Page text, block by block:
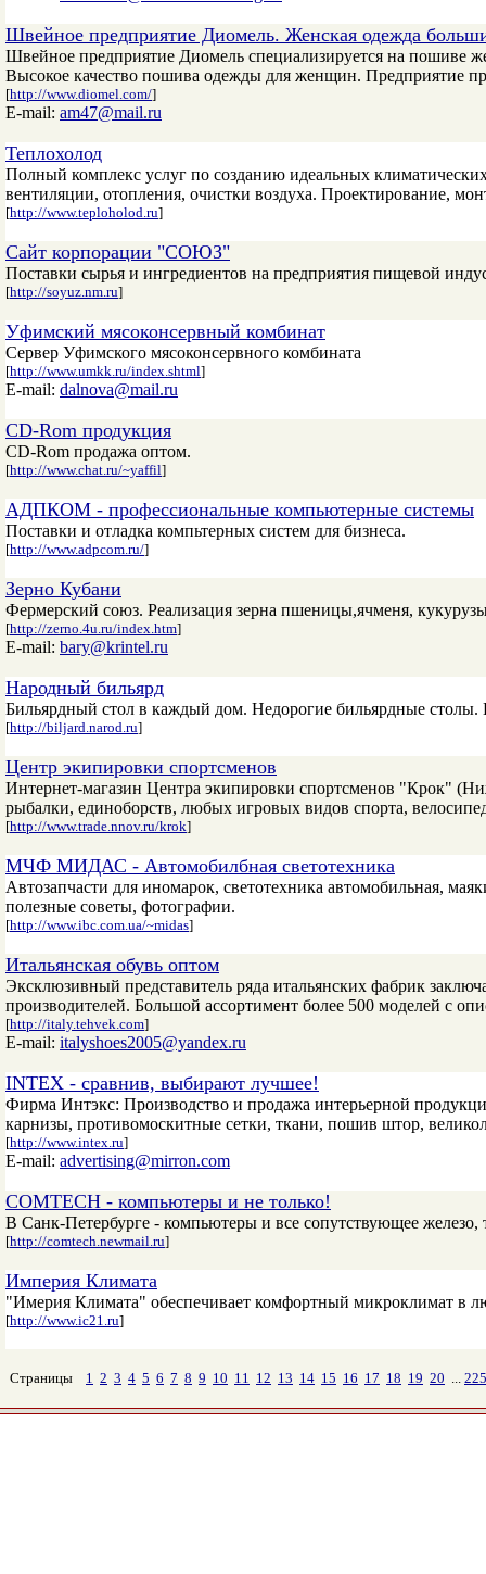
Швейное предприятие Диомель. Женская одежда
Швейное предприятие Диомель специализируется на пошиве
Высокое качество пошива одежды для женщин. Предприятие
[http://www.diomel.com/]
E-mail: am47@mail.ru
Теплохолод
Полный комплекс услуг по созданию идеальных
вентиляции, отопления, очистки воздуха. Проектирование,
[http://www.teploholod.ru]
Сайт корпорации "СОЮЗ"
Поставки сырья и ингредиентов на предприятия пищевой
[http://soyuz.nm.ru]
Уфимский мясоконсервный комбинат
Сервер Уфимского мясоконсервного комбината
[http://www.umkk.ru/index.shtml]
E-mail: dalnova@mail.ru
CD-Rom продукция
CD-Rom продажа оптом.
[http://www.chat.ru/~yaffil]
АДПКОМ - профессиональные компьютерные системы
Поставки и отладка компьтерных систем для бизнеса.
[http://www.adpcom.ru/]
Зерно Кубани
Фермерский союз. Реализация зерна пшеницы,ячменя,
[http://zerno.4u.ru/index.htm]
E-mail: bary@krintel.ru
Народный бильярд
Бильярдный стол в каждый дом. Недорогие бильярдные
[http://biljard.narod.ru]
Центр экипировки спортсменов
Интернет-магазин Центра экипировки спортсменов "Крок"
рыбалки, единоборств, любых игровых видов спорта,
[http://www.trade.nnov.ru/krok]
МЧФ МИДАС - Автомобилбная светотехника
Автозапчасти для иномарок, светотехника автомобильная,
полезные советы, фотографии.
[http://www.ibc.com.ua/~midas]
Итальянская обувь оптом
Эксклюзивный представитель ряда итальянских фабрик
производителей. Большой ассортимент более 500 моделей с
[http://italy.tehvek.com]
E-mail: italyshoes2005@yandex.ru
INTEX - сравнив, выбирают лучшее!
Фирма Интэкс: Производство и продажа интерьерной
карнизы, противомоскитные сетки, ткани, пошив штор,
[http://www.intex.ru]
E-mail: advertising@mirron.com
COMTECH - компьютеры и не только!
В Санк-Петербурге - компьютеры и все сопутствующее
[http://comtech.newmail.ru]
Империя Климата
"Имерия Климата" обеспечивает комфортный микроклимат в
[http://www.ic21.ru]
Страницы 1 2 3 4 5 6 7 8 9 10 11 12 13 14 15 16 17 18 19 20 ... 225